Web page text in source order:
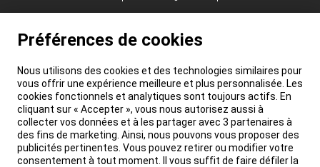
Préférences de cookies
Nous utilisons des cookies et des technologies similaires pour
vous offrir une expérience meilleure et plus personnalisée. Les
cookies fonctionnels et analytiques sont toujours actifs. En
cliquant sur « Accepter », vous nous autorisez aussi à
collecter vos données et à les partager avec 3 partenaires à
des fins de marketing. Ainsi, nous pouvons vous proposer des
publicités pertinentes. Vous pouvez retirer ou modifier votre
consentement à tout moment. Il vous suffit de faire défiler la